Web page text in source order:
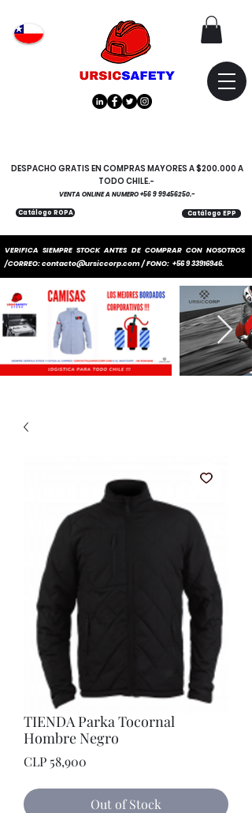
VERIFICA SIEMPRE STOCK ANTES DE COMPRAR CON NOSOTROS
/CORREO:contacto@ursiccorp.com/ FONO: +56 9 33916946.
Catálogo EPP
Catálogo ROPA
DESPACHO GRATIS EN COMPRAS MAYORES A $200.000 A
TODO CHILE.-
VENTA ONLINE A NUMERO+56 9 99456250.-
TIENDA Parka Tocornal
Hombre Negro
CLP 58,900
Out of Stock